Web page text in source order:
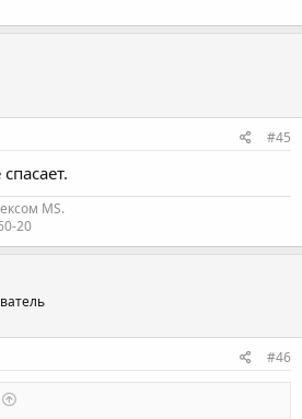
#45
MS.
20
#46